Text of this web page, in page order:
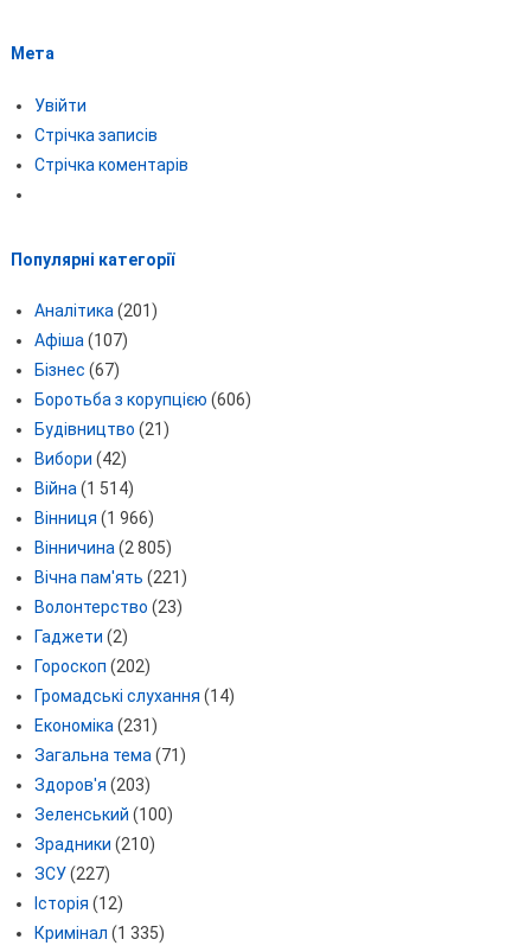
Мета
Увійти
Стрічка записів
Стрічка коментарів
Популярні категорії
Аналітика(201)
Афіша(107)
Бізнес (67)
Боротьба з корупцією (606)
Будівництво (21)
Вибори (42)
Війна(1 514)
Вінниця (1 966)
Вінничина(2 805)
Вічна пам'ять (221)
Волонтерство (23)
Гаджети (2)
Гороскоп (202)
Громадські слухання (14)
Економіка(231)
Загальна тема(71)
Здоров'я (203)
Зеленський (100)
Зрадники (210)
ЗСУ(227)
Історія (12)
Кримінал (1 335)